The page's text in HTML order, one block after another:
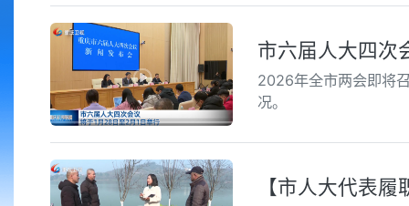
市六届人大四次
2026年全市两会即将
况。
【市人大代表